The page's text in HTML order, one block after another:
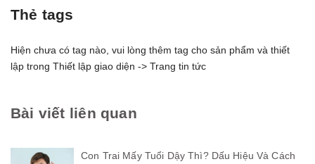
Thẻ tags
Hiện chưa có tag nào, vui lòng thêm tag cho sản phẩm và thiết
lập trong Thiết lập giao diện -> Trang tin tức
Bài viết liên quan
Con Trai Mấy Tuổi Dậy Thì? Dấu Hiệu Và Cách